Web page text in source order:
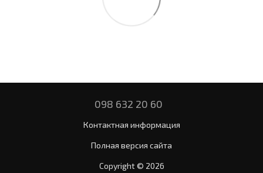
098 632 20 60
Контактная информация
Полная версия сайта
Copyright © 2026